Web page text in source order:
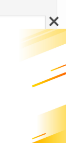
ーに自分